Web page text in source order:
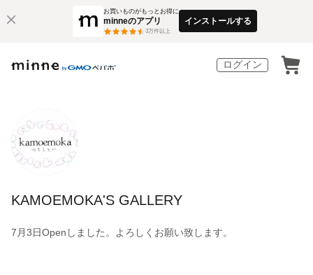
お買いものがもっとお得に
minneのアプリ
3万件以上
インストールする
ログイン
KAMOEMOKA'S GALLERY
7月3日Openしました。よろしくお願い致します。